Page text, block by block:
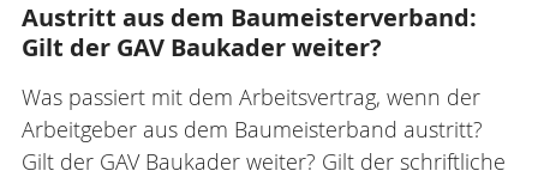
Austritt aus dem Baumeisterverband:
Gilt der GAV Baukader weiter?
Was passiert mit dem Arbeitsvertrag, wenn der
Arbeitgeber aus dem Baumeisterband austritt?
Gilt der GAV Baukader weiter? Gilt der schriftliche